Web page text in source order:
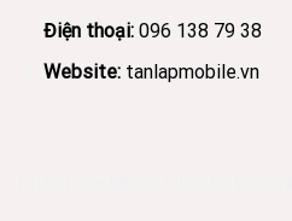
Điện thoại: 096 138 79 38
Website: tanlapmobile.vn